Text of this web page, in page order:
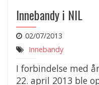
Innebandy i NIL
02/07/2013
Innebandy
I forbindelse med
22. april 2013 ble